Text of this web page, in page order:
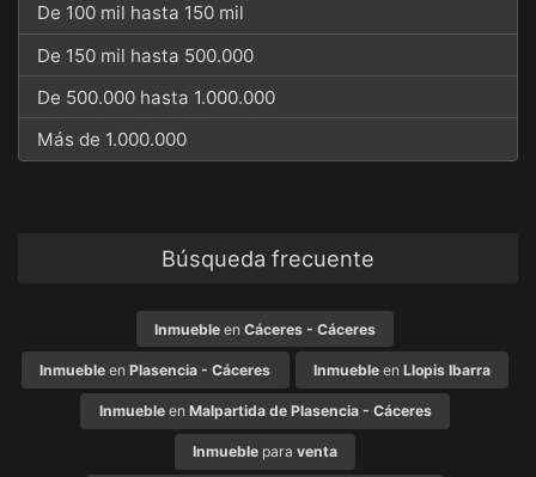
De 100 mil hasta 150 mil
De 150 mil hasta 500.000
De 500.000 hasta 1.000.000
Más de 1.000.000
Búsqueda frecuente
Inmueble en Cáceres - Cáceres
Inmueble enPlasencia - Cáceres Inmuebleen Llopis Ibarra
Inmuebleen Malpartida de Plasencia - Cáceres
Inmueble para venta